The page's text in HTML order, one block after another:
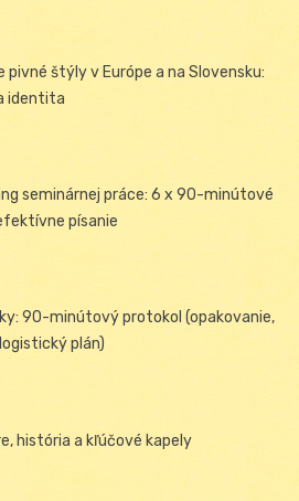
pivné štýly v Európe a na Slovensku:
identita
seminárnej práce: 6 x 90-minútové
písanie
90-minútový protokol (opakovanie,
plán)
história a kľúčové kapely